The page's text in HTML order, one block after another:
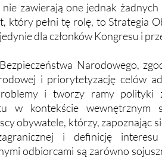
zawierają one jednak
który pełni tę rolę, to Strategia
dla członków Kongresu i
Narodowego,
i priorytetyzację celów
i tworzy ramy polityki
w kontekście
obywatele, którzy, zapoznając
i definicję
odbiorcami są zarówno